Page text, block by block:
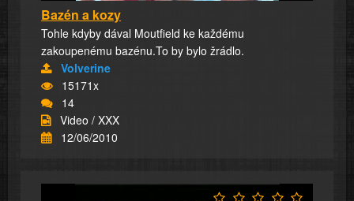
Bazén a kozy
Tohle kdyby dával Moutfield ke každému
zakoupenému bazénu.To by bylo žrádlo.
Volverine
15171x
14
Video / XXX
12/06/2010